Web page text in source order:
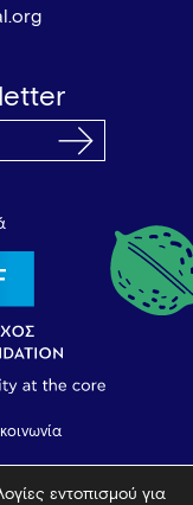
εντοπισμού για